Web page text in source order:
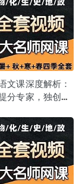
文课深度解析：
分专家，独创